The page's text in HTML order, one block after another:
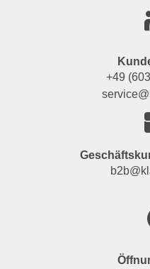
+49